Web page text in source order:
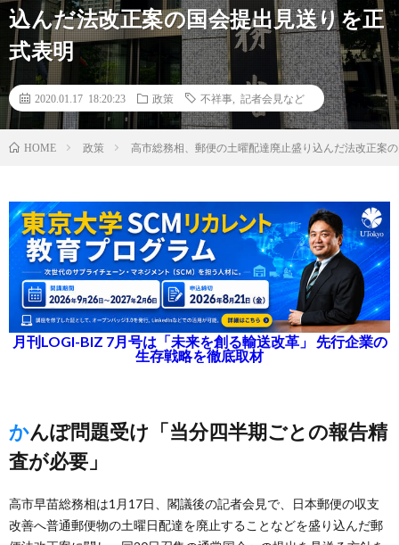
込んだ法改正案の国会提出見送りを正
式表明
2020.01.17 18:20:23 政策 不祥事 記者会見など
HOME 政策 高市総務相、郵便の土曜配達廃止盛り込んだ法改正案
月刊LOGI-BIZ 7月号は「未来を創る輸送改革」 先行企業の
生存戦略を徹底取材
かんぽ問題受け「当分四半期ごとの報告精
査が必要」
高市早苗総務相は1月17日、閣議後の記者会見で、日本郵便の収支
改善へ普通郵便物の土曜日配達を廃止することなどを盛り込んだ郵